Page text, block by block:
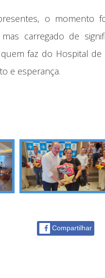
o momento
carregado de
faz do Hospital
e esperança.
Compartilhar